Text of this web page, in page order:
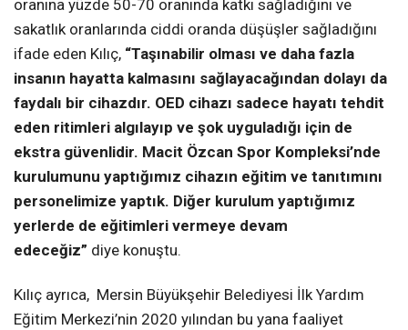
oranına yüzde 50-70 oranında katkı sağladığını ve
sakatlık oranlarında ciddi oranda düşüşler sağladığını
ifade eden Kılıç, “Taşınabilir olması ve daha fazla
insanın hayatta kalmasını sağlayacağından dolayı da
faydalı bir cihazdır. OED cihazı sadece hayatı tehdit
eden ritimleri algılayıp ve şok uyguladığı için de
ekstra güvenlidir. Macit Özcan Spor Kompleksi’nde
kurulumunu yaptığımız cihazın eğitim ve tanıtımını
personelimize yaptık. Diğer kurulum yaptığımız
yerlerde de eğitimleri vermeye devam
edeceğiz” diye konuştu.
Kılıç ayrıca, Mersin Büyükşehir Belediyesi İlk Yardım
Eğitim Merkezi’nin 2020 yılından bu yana faaliyet